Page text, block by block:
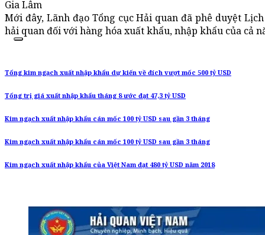
Gia Lâm
Mới đây, Lãnh đạo Tổng cục Hải quan đã phê duyệt
hải quan đối với hàng hóa xuất khẩu, nhập khẩu của cả
Tổng kim ngạch xuất nhập khẩu dự kiến về đích vượt mốc 500 tỷ USD
Tổng trị giá xuất nhập khẩu tháng 8 ước đạt 47,3 tỷ USD
Kim ngạch xuất nhập khẩu cán mốc 100 tỷ USD sau gần 3 tháng
Kim ngạch xuất nhập khẩu cán mốc 100 tỷ USD sau gần 3 tháng
Kim ngạch xuất nhập khẩu của Việt Nam đạt 480 tỷ USD năm 2018